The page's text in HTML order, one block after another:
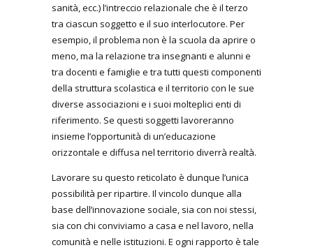
sanità, ecc.) l’intreccio relazionale che è il terzo
tra ciascun soggetto e il suo interlocutore. Per
esempio, il problema non è la scuola da aprire o
meno, ma la relazione tra insegnanti e alunni e
tra docenti e famiglie e tra tutti questi componenti
della struttura scolastica e il territorio con le sue
diverse associazioni e i suoi molteplici enti di
riferimento. Se questi soggetti lavoreranno
insieme l’opportunità di un’educazione
orizzontale e diffusa nel territorio diverrà realtà.
Lavorare su questo reticolato è dunque l’unica
possibilità per ripartire. Il vincolo dunque alla
base dell’innovazione sociale, sia con noi stessi,
sia con chi conviviamo a casa e nel lavoro, nella
comunità e nelle istituzioni. E ogni rapporto è tale